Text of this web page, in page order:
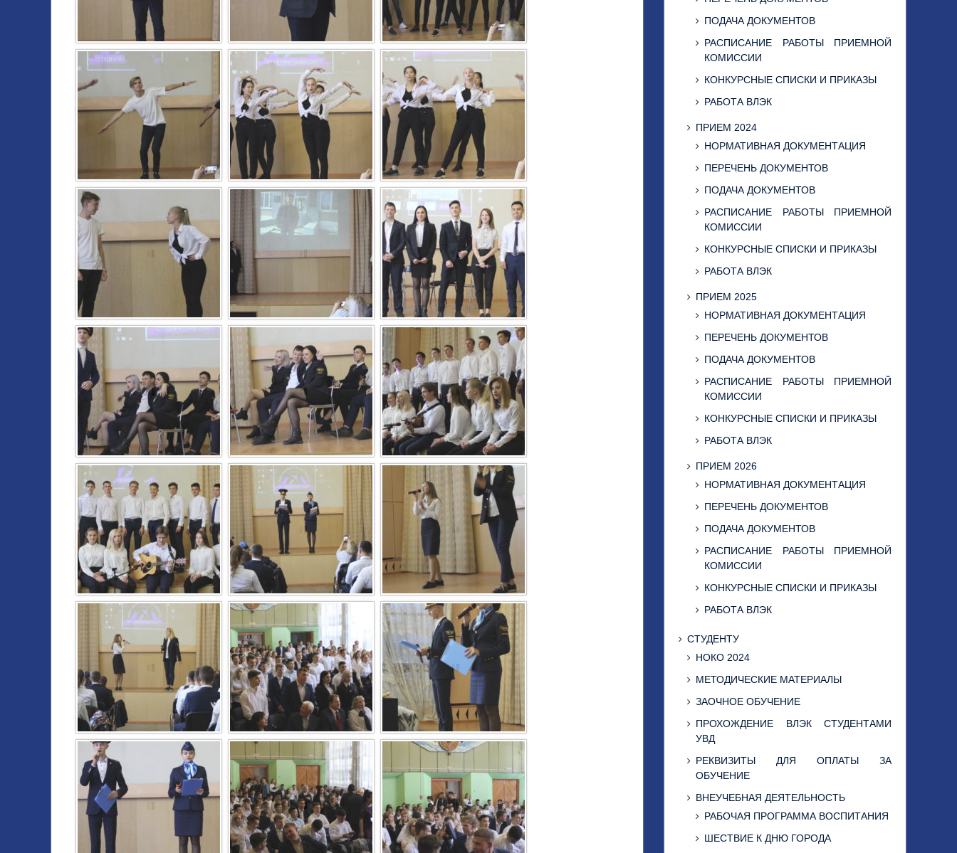
ПОДАЧА ДОКУМЕНТОВ
РАСПИСАНИЕ РАБОТЫ ПРИЕМНОЙ
КОМИССИИ
КОНКУРСНЫЕ СПИСКИ И ПРИКАЗЫ
РАБОТА ВЛЭК
ПРИЕМ 2024
НОРМАТИВНАЯ ДОКУМЕНТАЦИЯ
ПЕРЕЧЕНЬ ДОКУМЕНТОВ
ПОДАЧА ДОКУМЕНТОВ
РАСПИСАНИЕ РАБОТЫ ПРИЕМНОЙ
КОМИССИИ
КОНКУРСНЫЕ СПИСКИ И ПРИКАЗЫ
РАБОТА ВЛЭК
ПРИЕМ 2025
НОРМАТИВНАЯ ДОКУМЕНТАЦИЯ
ПЕРЕЧЕНЬ ДОКУМЕНТОВ
ПОДАЧА ДОКУМЕНТОВ
РАСПИСАНИЕ РАБОТЫ ПРИЕМНОЙ
КОМИССИИ
КОНКУРСНЫЕ СПИСКИ И ПРИКАЗЫ
РАБОТА ВЛЭК
ПРИЕМ 2026
НОРМАТИВНАЯ ДОКУМЕНТАЦИЯ
ПЕРЕЧЕНЬ ДОКУМЕНТОВ
ПОДАЧА ДОКУМЕНТОВ
РАСПИСАНИЕ РАБОТЫ ПРИЕМНОЙ
КОМИССИИ
КОНКУРСНЫЕ СПИСКИ И ПРИКАЗЫ
РАБОТА ВЛЭК
СТУДЕНТУ
НОКО 2024
МЕТОДИЧЕСКИЕ МАТЕРИАЛЫ
ЗАОЧНОЕ ОБУЧЕНИЕ
ПРОХОЖДЕНИЕ ВЛЭК СТУДЕНТАМИ
УВД
РЕКВИЗИТЫ ДЛЯ ОПЛАТЫ ЗА
ОБУЧЕНИЕ
ВНЕУЧЕБНАЯ ДЕЯТЕЛЬНОСТЬ
РАБОЧАЯ ПРОГРАММА ВОСПИТАНИЯ
ШЕСТВИЕ К ДНЮ ГОРОДА